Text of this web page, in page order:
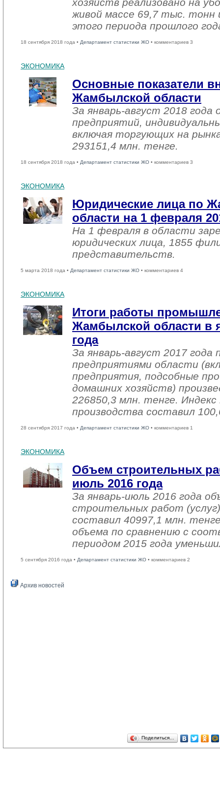
живой массе 69,7 тыс. тонн
этого периода прошлого
18 сентября 2018 года • Департамент статистики ЖО • комментариев 3
ЭКОНОМИКА
Основные показатели
Жамбылской области
За январь-август 2018
предприятий,
включая торгующих на
293151,4 млн. тенге.
18 сентября 2018 года • Департамент статистики ЖО • комментариев 3
ЭКОНОМИКА
Юридические лица по
области на 1 февраля
На 1 февраля в области
юридических лица, 1855
представительств.
5 марта 2018 года • Департамент статистики ЖО • комментариев 4
ЭКОНОМИКА
Итоги работы
Жамбылской области в
года
За январь-август 2017
предприятиями области
предприятия, подсобные
домашних хозяйств)
226850,3 млн. тенге.
производства составил
28 сентября 2017 года • Департамент статистики ЖО • комментариев 1
ЭКОНОМИКА
Объем строительных
июль 2016 года
За январь-июль 2016 года
строительных работ
составил 40997,1 млн.
объема по сравнению с
периодом 2015 года
5 сентября 2016 года • Департамент статистики ЖО • комментариев 2
Архив новостей
Поделиться…